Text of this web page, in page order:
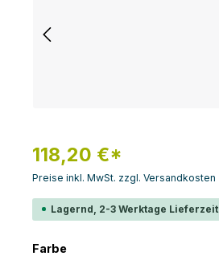
118,20 €*
Preise inkl. MwSt. zzgl. Versandkosten
Lagernd, 2-3 Werktage Lieferzeit
Farbeauswählen